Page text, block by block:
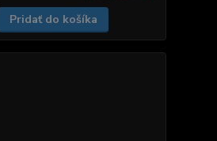
Pridať do košíka